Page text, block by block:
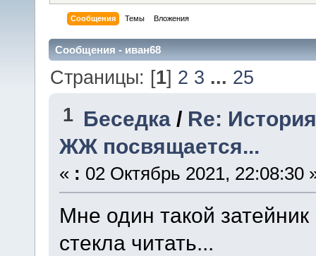
Сообщения Темы Вложения
Сообщения - иван68
Страницы: [1] 2 3 ... 25
1 Беседка / Re:
ЖЖ посвящается...
« : 02 Октябрь 2021, 22:08:30
Мне один такой
стекла читать...